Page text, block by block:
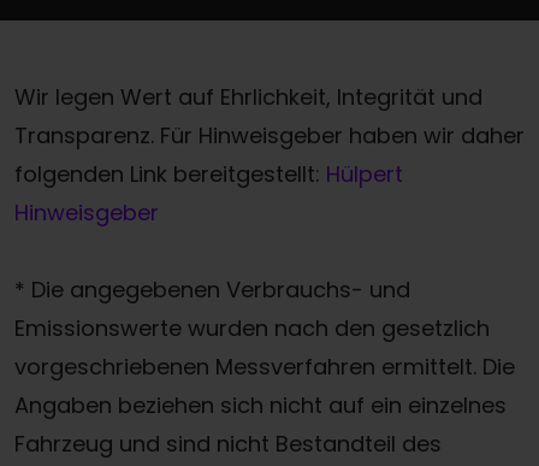
Wir legen Wert auf Ehrlichkeit, Integrität und
Transparenz. Für Hinweisgeber haben wir daher
folgenden Link bereitgestellt: Hülpert
Hinweisgeber
* Die angegebenen Verbrauchs- und
Emissionswerte wurden nach den gesetzlich
vorgeschriebenen Messverfahren ermittelt. Die
Angaben beziehen sich nicht auf ein einzelnes
Fahrzeug und sind nicht Bestandteil des